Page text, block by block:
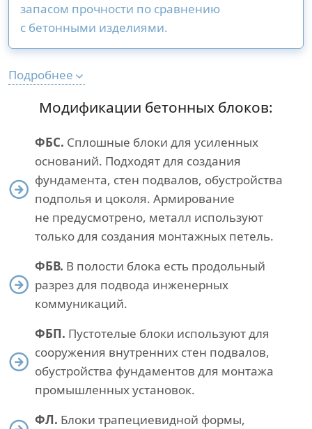
запасом прочности по сравнению
с бетонными изделиями.
Подробнее
Модификации бетонных блоков:
ФБС. Сплошные блоки для усиленных
оснований. Подходят для создания
фундамента, стен подвалов, обустройства
подполья и цоколя. Армирование
не предусмотрено, металл используют
только для создания монтажных петель.
ФБВ. В полости блока есть продольный
разрез для подвода инженерных
коммуникаций.
ФБП. Пустотелые блоки используют для
сооружения внутренних стен подвалов,
обустройства фундаментов для монтажа
промышленных установок.
ФЛ. Блоки трапециевидной формы,